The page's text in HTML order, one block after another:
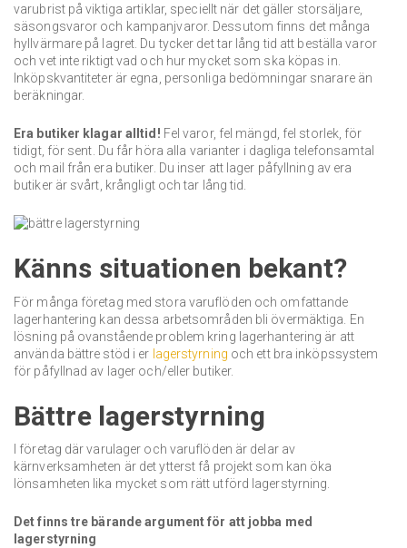
varubrist på viktiga artiklar, speciellt när det gäller storsäljare,
säsongsvaror och kampanjvaror. Dessutom finns det många
hyllvärmare på lagret. Du tycker det tar lång tid att beställa varor
och vet inte riktigt vad och hur mycket som ska köpas in.
Inköpskvantiteter är egna, personliga bedömningar snarare än
beräkningar.
Era butiker klagar alltid! Fel varor, fel mängd, fel storlek, för
tidigt, för sent. Du får höra alla varianter i dagliga telefonsamtal
och mail från era butiker. Du inser att lager påfyllning av era
butiker är svårt, krångligt och tar lång tid.
Känns situationen bekant?
För många företag med stora varuflöden och omfattande
lagerhantering kan dessa arbetsområden bli övermäktiga. En
lösning på ovanstående problem kring lagerhantering är att
använda bättre stöd i er lagerstyrning och ett bra inköpssystem
för påfyllnad av lager och/eller butiker.
Bättre lagerstyrning
I företag där varulager och varuflöden är delar av
kärnverksamheten är det ytterst få projekt som kan öka
lönsamheten lika mycket som rätt utförd lagerstyrning.
Det finns tre bärande argument för att jobba med
lagerstyrning